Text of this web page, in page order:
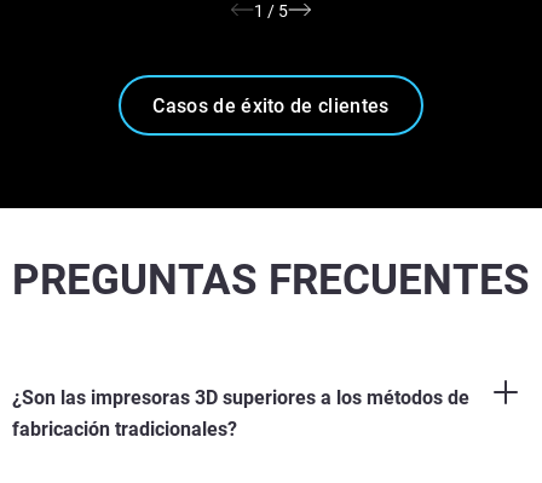
1 / 5
Casos de éxito de clientes
PREGUNTAS FRECUENTES
¿Son las impresoras 3D superiores a los métodos de
fabricación tradicionales?